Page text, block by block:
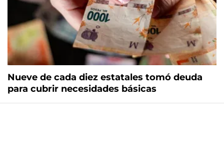
Nueve de cada diez estatales tomó deuda
para cubrir necesidades básicas